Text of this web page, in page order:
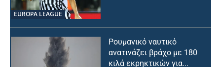
EUROPA LEAGUE
Ρουμανικό ναυτικό
ανατινάζει βράχο με 180
κιλά εκρηκτικών για...